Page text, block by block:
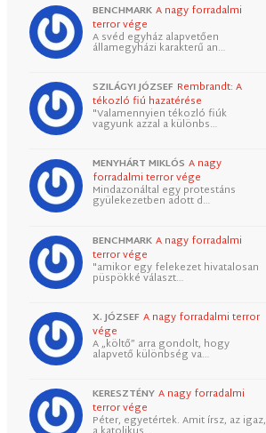
BENCHMARK A nagy forradalmi
terror vége
A svéd egyház alapvetően
államegyházi karakterű an…
SZILÁGYI JÓZSEF Rembrandt: A
tékozló fiú hazatérése
"Valamennyien tékozló fiúk
vagyunk azzal a különbs…
MENYHÁRT MIKLÓS A nagy
forradalmi terror vége
Mindazonáltal egy protestáns
gyülekezetben adott d…
BENCHMARK A nagy forradalmi
terror vége
"amikor egy felekezet hivatalosan
püspökké választ…
X. JÓZSEF A nagy forradalmi terror
vége
A „költő” arra gondolt, hogy
alapvető különbség va…
KERESZTÉNY A nagy forradalmi
terror vége
Péter, egyetértek. Amit írsz, az igaz,